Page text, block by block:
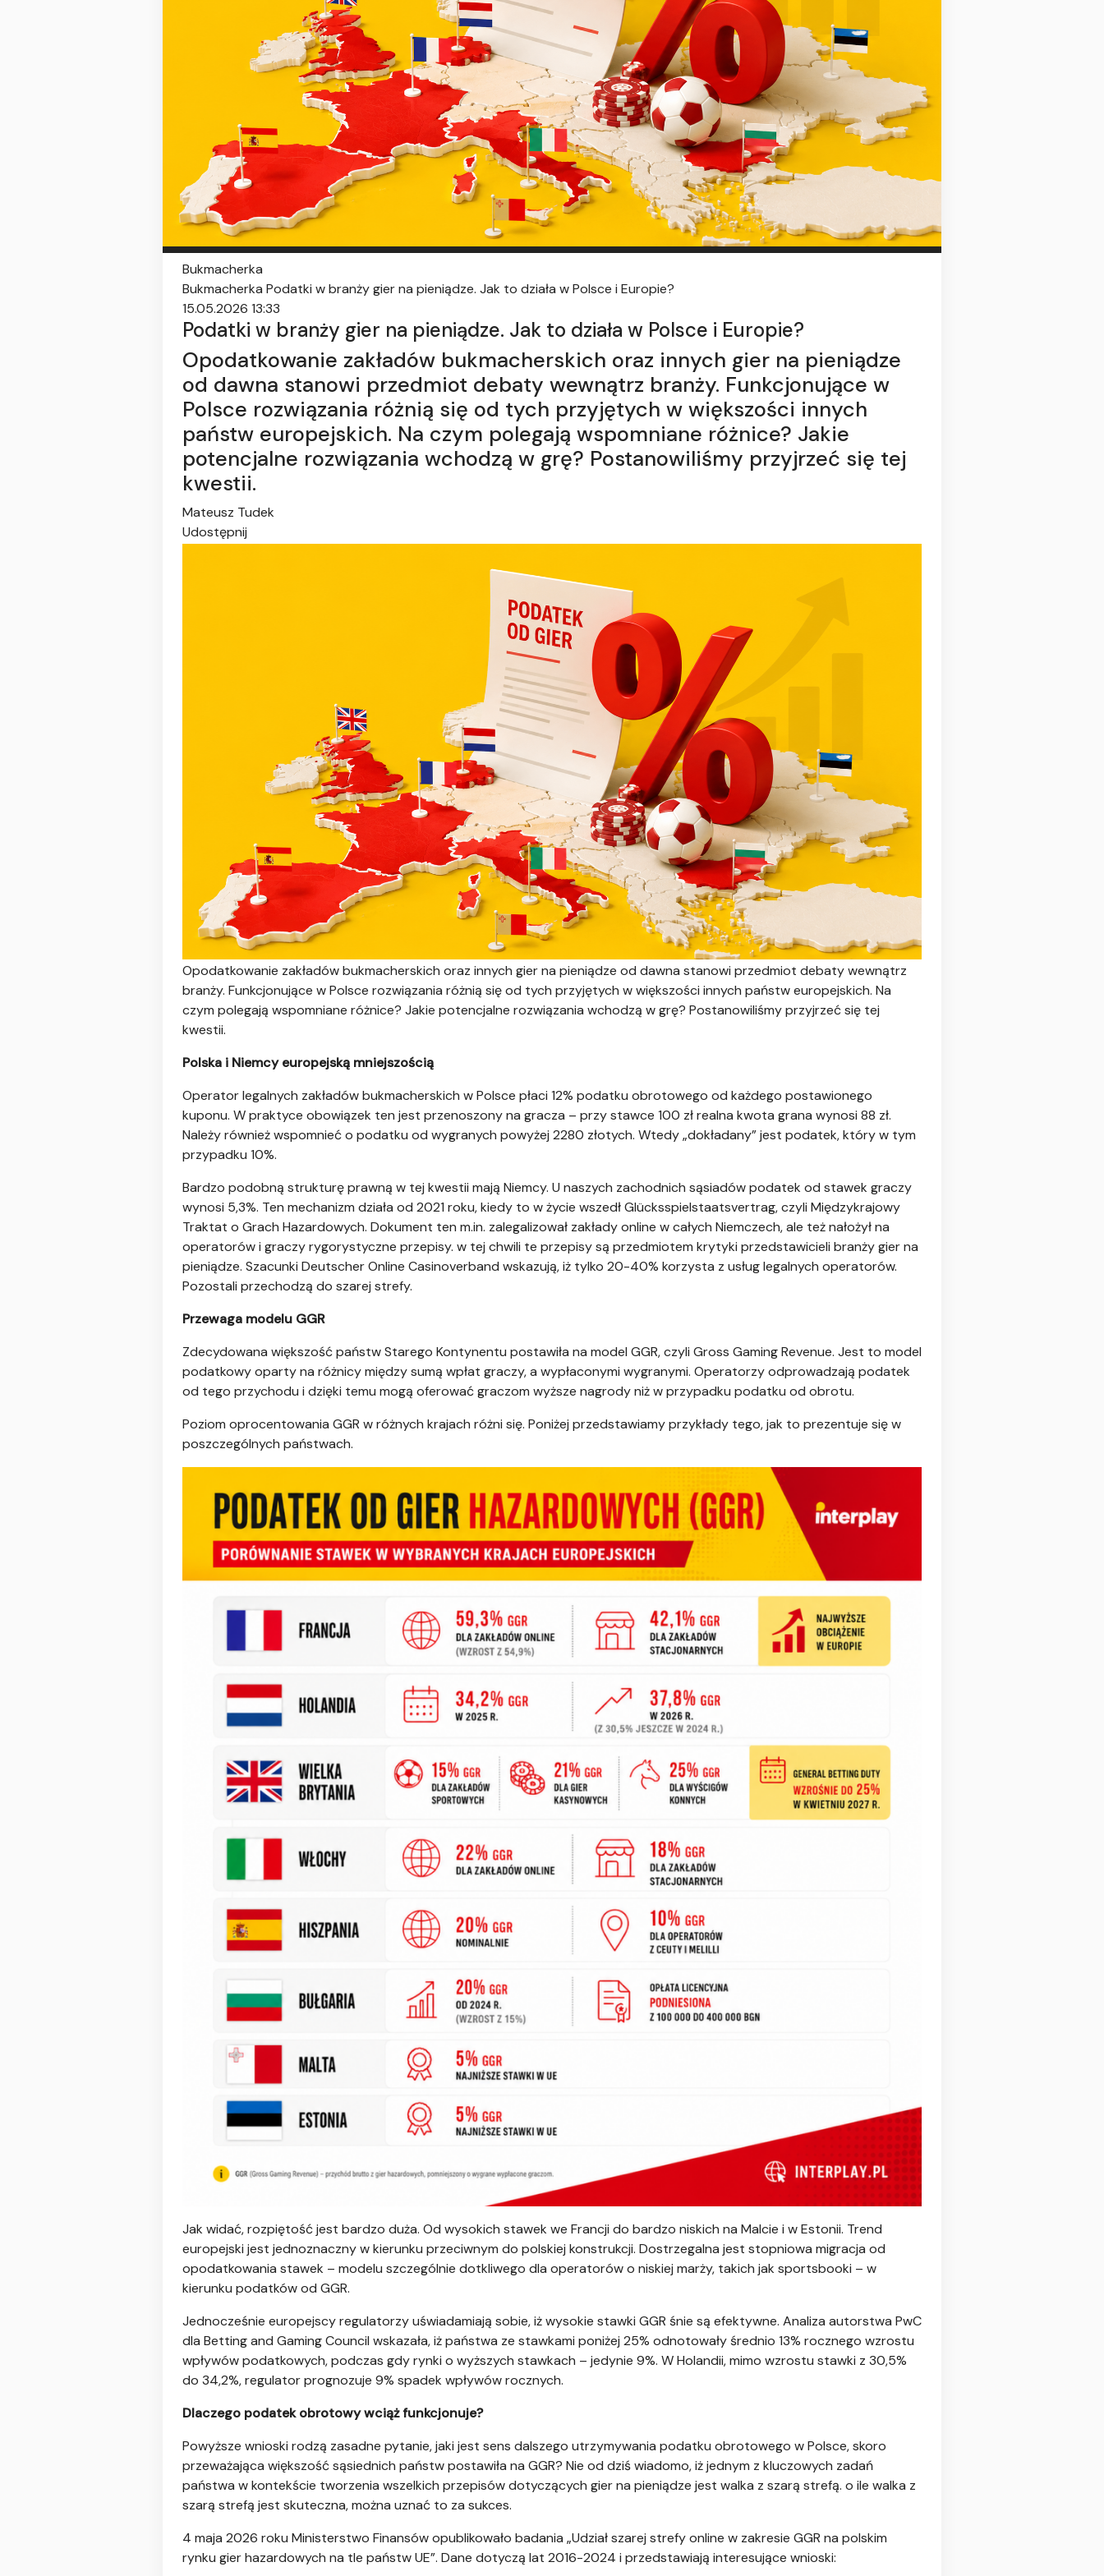
Bukmacherka
Bukmacherka Podatki w branży gier na pieniądze. Jak to działa w Polsce i Europie?
15.05.2026 13:33
Podatki w branży gier na pieniądze. Jak to działa w Polsce i Europie?
Opodatkowanie zakładów bukmacherskich oraz innych gier na pieniądze
od dawna stanowi przedmiot debaty wewnątrz branży. Funkcjonujące w
Polsce rozwiązania różnią się od tych przyjętych w większości innych
państw europejskich. Na czym polegają wspomniane różnice? Jakie
potencjalne rozwiązania wchodzą w grę? Postanowiliśmy przyjrzeć się tej
kwestii.
Mateusz Tudek
Udostępnij
Opodatkowanie zakładów bukmacherskich oraz innych gier na pieniądze od dawna stanowi przedmiot debaty wewnątrz
branży. Funkcjonujące w Polsce rozwiązania różnią się od tych przyjętych w większości innych państw europejskich. Na
czym polegają wspomniane różnice? Jakie potencjalne rozwiązania wchodzą w grę? Postanowiliśmy przyjrzeć się tej
kwestii.
Polska i Niemcy europejską mniejszością
Operator legalnych zakładów bukmacherskich w Polsce płaci 12% podatku obrotowego od każdego postawionego
kuponu. W praktyce obowiązek ten jest przenoszony na gracza – przy stawce 100 zł realna kwota grana wynosi 88 zł.
Należy również wspomnieć o podatku od wygranych powyżej 2280 złotych. Wtedy „dokładany” jest podatek, który w tym
przypadku 10%.
Bardzo podobną strukturę prawną w tej kwestii mają Niemcy. U naszych zachodnich sąsiadów podatek od stawek graczy
wynosi 5,3%. Ten mechanizm działa od 2021 roku, kiedy to w życie wszedł Glücksspielstaatsvertrag, czyli Międzykrajowy
Traktat o Grach Hazardowych. Dokument ten m.in. zalegalizował zakłady online w całych Niemczech, ale też nałożył na
operatorów i graczy rygorystyczne przepisy. w tej chwili te przepisy są przedmiotem krytyki przedstawicieli branży gier na
pieniądze. Szacunki Deutscher Online Casinoverband wskazują, iż tylko 20-40% korzysta z usług legalnych operatorów.
Pozostali przechodzą do szarej strefy.
Przewaga modelu GGR
Zdecydowana większość państw Starego Kontynentu postawiła na model GGR, czyli Gross Gaming Revenue. Jest to model
podatkowy oparty na różnicy między sumą wpłat graczy, a wypłaconymi wygranymi. Operatorzy odprowadzają podatek
od tego przychodu i dzięki temu mogą oferować graczom wyższe nagrody niż w przypadku podatku od obrotu.
Poziom oprocentowania GGR w różnych krajach różni się. Poniżej przedstawiamy przykłady tego, jak to prezentuje się w
poszczególnych państwach.
Jak widać, rozpiętość jest bardzo duża. Od wysokich stawek we Francji do bardzo niskich na Malcie i w Estonii. Trend
europejski jest jednoznaczny w kierunku przeciwnym do polskiej konstrukcji. Dostrzegalna jest stopniowa migracja od
opodatkowania stawek – modelu szczególnie dotkliwego dla operatorów o niskiej marży, takich jak sportsbooki – w
kierunku podatków od GGR.
Jednocześnie europejscy regulatorzy uświadamiają sobie, iż wysokie stawki GGR śnie są efektywne. Analiza autorstwa PwC
dla Betting and Gaming Council wskazała, iż państwa ze stawkami poniżej 25% odnotowały średnio 13% rocznego wzrostu
wpływów podatkowych, podczas gdy rynki o wyższych stawkach – jedynie 9%. W Holandii, mimo wzrostu stawki z 30,5%
do 34,2%, regulator prognozuje 9% spadek wpływów rocznych.
Dlaczego podatek obrotowy wciąż funkcjonuje?
Powyższe wnioski rodzą zasadne pytanie, jaki jest sens dalszego utrzymywania podatku obrotowego w Polsce, skoro
przeważająca większość sąsiednich państw postawiła na GGR? Nie od dziś wiadomo, iż jednym z kluczowych zadań
państwa w kontekście tworzenia wszelkich przepisów dotyczących gier na pieniądze jest walka z szarą strefą. o ile walka z
szarą strefą jest skuteczna, można uznać to za sukces.
4 maja 2026 roku Ministerstwo Finansów opublikowało badania „Udział szarej strefy online w zakresie GGR na polskim
rynku gier hazardowych na tle państw UE”. Dane dotyczą lat 2016-2024 i przedstawiają interesujące wnioski: